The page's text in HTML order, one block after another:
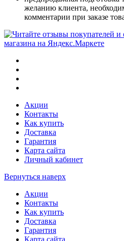
желанию клиента,
комментарии при заказе
Акции
Контакты
Как купить
Доставка
Гарантия
Карта сайта
Личный кабинет
Вернуться наверх
Акции
Контакты
Как купить
Доставка
Гарантия
Карта сайта